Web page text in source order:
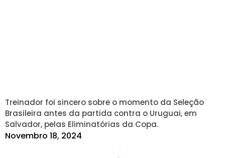
Treinador foi sincero sobre o momento da Seleção
Brasileira antes da partida contra o Uruguai, em
Salvador, pelas Eliminatórias da Copa.
Novembro 18, 2024